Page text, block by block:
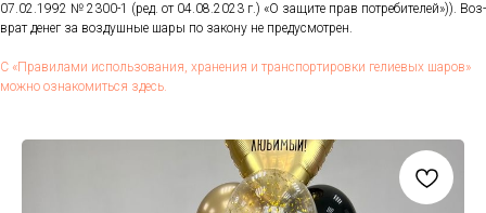
07.02.1992 № 2300-1 (ред. от 04.08.2023 г.) «О за­щите прав пот­ре­бите­лей»)). Воз­
врат де­нег за воз­душные ша­ры по за­кону не пре­дус­мотрен.
С «Пра­вила­ми ис­поль­зо­вания, хра­нения и тран­спор­ти­ров­ки ге­ли­евых ша­ров»
мож­но оз­на­комить­ся здесь.